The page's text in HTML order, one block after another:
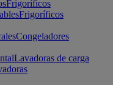
Frigoríficos
Frigoríficos
Congeladores
Lavadoras de carga